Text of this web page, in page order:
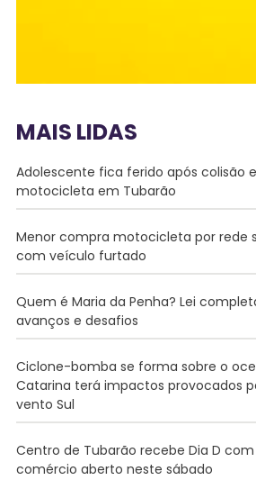
MAIS LIDAS
Adolescente fica ferido após colisão
motocicleta em Tubarão
Menor compra motocicleta por rede
com veículo furtado
Quem é Maria da Penha? Lei
avanços e desafios
Ciclone-bomba se forma sobre o
Catarina terá impactos provocados
vento Sul
Centro de Tubarão recebe Dia D
comércio aberto neste sábado